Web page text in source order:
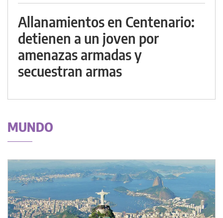
Allanamientos en Centenario:
detienen a un joven por
amenazas armadas y
secuestran armas
MUNDO